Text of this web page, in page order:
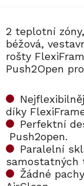
2 teplotní
béžová,
rošty
Push2Open
díky
Perfektní
Push2open.
Paralelní
samostatných
Žádné